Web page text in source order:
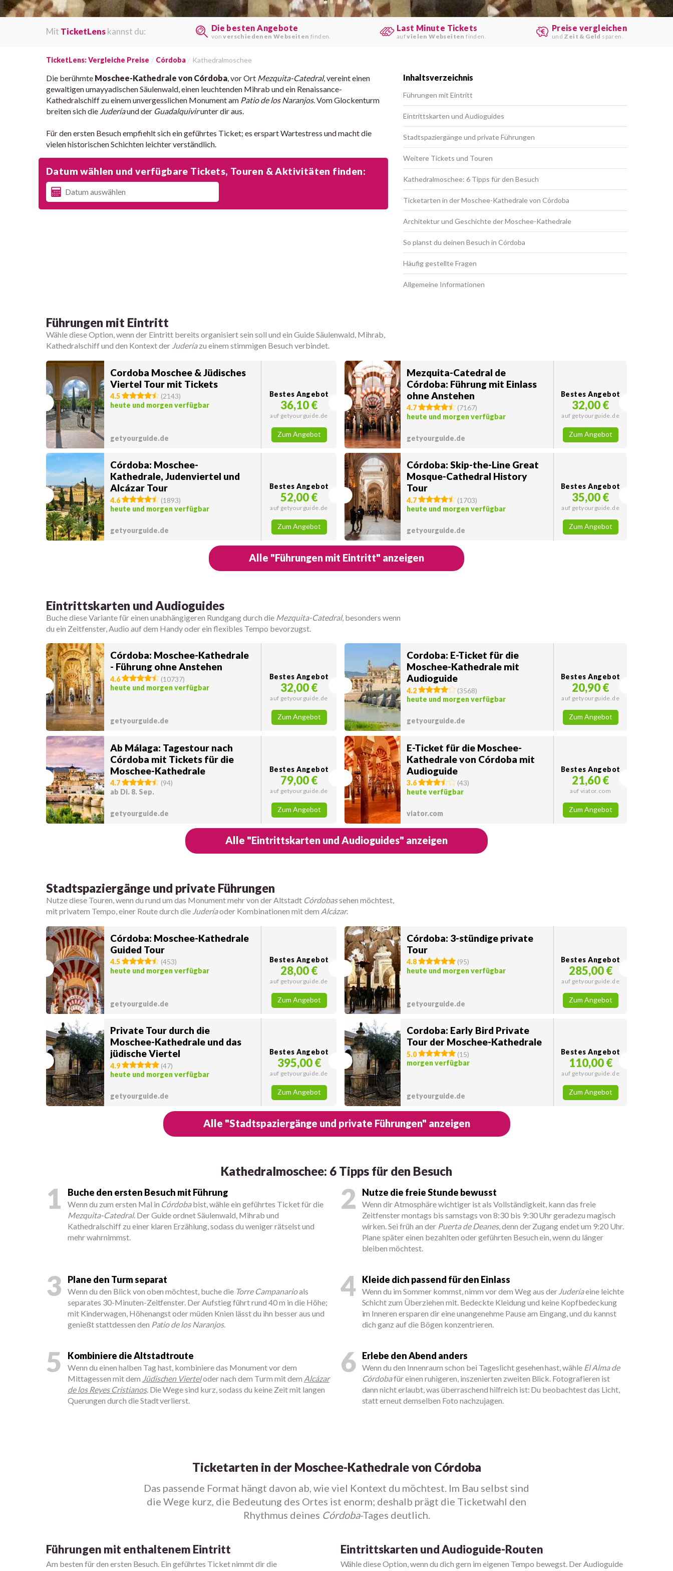
Mit TicketLenskannst du: Die besten Angebote
vonverschiedenen Webseiten finden.
Last Minute Tickets
aufvielen Webseiten finden.
Preise vergleichen
und Zeit & Geld sparen.
TicketLens: Vergleiche Preise Córdoba Kathedralmoschee
Die berühmte Moschee-Kathedrale von Córdoba , vor Ort Mezquita-Catedral, vereint einen
gewaltigen umayyadischen Säulenwald, einen leuchtenden Mihrab und ein Renaissance-
Kathedralschiff zu einem unvergesslichen Monument am Patio de los Naranjos. Vom Glockenturm
breiten sich die Juderíaund der Guadalquivirunter dir aus.
Für den ersten Besuch empfiehlt sich ein geführtes Ticket; es erspart Wartestress und macht die
vielen historischen Schichten leichter verständlich.
Datum wählen und verfügbare Tickets, Touren & Aktivitäten finden:
Inhaltsverzeichnis
Führungen mit Eintritt
Eintrittskarten und Audioguides
Stadtspaziergänge und private Führungen
Weitere Tickets und Touren
Kathedralmoschee: 6 Tipps für den Besuch
Ticketarten in der Moschee-Kathedrale von Córdoba
Architektur und Geschichte der Moschee-Kathedrale
So planst du deinen Besuch in Córdoba
Häufig gestellte Fragen
Allgemeine Informationen
Führungen mit Eintritt
Wähle diese Option, wenn der Eintritt bereits organisiert sein soll und ein Guide Säulenwald, Mihrab,
Kathedralschiff und den Kontext der Juderíazu einem stimmigen Besuch verbindet.
Cordoba Moschee & Jüdisches
Viertel Tour mit Tickets
4.5 (2143)
heute und morgen verfügbar
getyourguide.de
Bestes Angebot
36,10 €
auf getyourguide.de
Zum Angebot
Mezquita-Catedral de
Córdoba: Führung mit Einlass
ohne Anstehen
4.7 (7167)
heute und morgen verfügbar
getyourguide.de
Bestes Angebot
32,00 €
auf getyourguide.de
Zum Angebot
Córdoba: Moschee-
Kathedrale, Judenviertel und
Alcázar Tour
4.6 (1893)
heute und morgen verfügbar
getyourguide.de
Bestes Angebot
52,00 €
auf getyourguide.de
Zum Angebot
Córdoba: Skip-the-Line Great
Mosque-Cathedral History
Tour
4.7 (1703)
heute und morgen verfügbar
getyourguide.de
Bestes Angebot
35,00 €
auf getyourguide.de
Zum Angebot
Alle "Führungen mit Eintritt" anzeigen
Eintrittskarten und Audioguides
Buche diese Variante für einen unabhängigeren Rundgang durch die Mezquita-Catedral, besonders wenn
du ein Zeitfenster, Audio auf dem Handy oder ein flexibles Tempo bevorzugst.
Córdoba: Moschee-Kathedrale
- Führung ohne Anstehen
4.6 (10737)
heute und morgen verfügbar
getyourguide.de
Bestes Angebot
32,00 €
auf getyourguide.de
Zum Angebot
Cordoba: E-Ticket für die
Moschee-Kathedrale mit
Audioguide
4.2 (3568)
heute und morgen verfügbar
getyourguide.de
Bestes Angebot
20,90 €
auf getyourguide.de
Zum Angebot
Ab Málaga: Tagestour nach
Córdoba mit Tickets für die
Moschee-Kathedrale
4.7 (94)
ab Di. 8. Sep.
getyourguide.de
Bestes Angebot
79,00 €
auf getyourguide.de
Zum Angebot
E-Ticket für die Moschee-
Kathedrale von Córdoba mit
Audioguide
3.6 (43)
heute verfügbar
viator.com
Bestes Angebot
21,60 €
auf viator.com
Zum Angebot
Alle "Eintrittskarten und Audioguides" anzeigen
Stadtspaziergänge und private Führungen
Nutze diese Touren, wenn du rund um das Monument mehr von der Altstadt Córdobassehen möchtest,
mit privatem Tempo, einer Route durch die Juderíaoder Kombinationen mit dem Alcázar.
Córdoba: Moschee-Kathedrale
Guided Tour
4.5 (453)
heute und morgen verfügbar
getyourguide.de
Bestes Angebot
28,00 €
auf getyourguide.de
Zum Angebot
Córdoba: 3-stündige private
Tour
4.8 (95)
heute und morgen verfügbar
getyourguide.de
Bestes Angebot
285,00 €
auf getyourguide.de
Zum Angebot
Private Tour durch die
Moschee-Kathedrale und das
jüdische Viertel
4.9 (47)
heute und morgen verfügbar
getyourguide.de
Bestes Angebot
395,00 €
auf getyourguide.de
Zum Angebot
Cordoba: Early Bird Private
Tour der Moschee-Kathedrale
5.0 (15)
morgen verfügbar
getyourguide.de
Bestes Angebot
110,00 €
auf getyourguide.de
Zum Angebot
Alle "Stadtspaziergänge und private Führungen" anzeigen
Kathedralmoschee: 6 Tipps für den Besuch
1 Buche den ersten Besuch mit Führung
Wenn du zum ersten Mal in Córdobabist, wähle ein geführtes Ticket für die
Mezquita-Catedral. Der Guide ordnet Säulenwald, Mihrab und
Kathedralschiff zu einer klaren Erzählung, sodass du weniger rätselst und
mehr wahrnimmst.
2 Nutze die freie Stunde bewusst
Wenn dir Atmosphäre wichtiger ist als Vollständigkeit, kann das freie
Zeitfenster montags bis samstags von 8:30 bis 9:30 Uhr geradezu magisch
wirken. Sei früh an der Puerta de Deanes, denn der Zugang endet um 9:20 Uhr.
Plane später einen bezahlten oder geführten Besuch ein, wenn du länger
bleiben möchtest.
3 Plane den Turm separat
Wenn du den Blick von oben möchtest, buche die Torre Campanarioals
separates 30-Minuten-Zeitfenster. Der Aufstieg führt rund 40 m in die Höhe;
mit Kinderwagen, Höhenangst oder müden Knien lässt du ihn besser aus und
genießt stattdessen den Patio de los Naranjos.
4 Kleide dich passend für den Einlass
Wenn du im Sommer kommst, nimm vor dem Weg aus derJuderíaeine leichte
Schicht zum Überziehen mit. Bedeckte Kleidung und keine Kopfbedeckung
im Inneren ersparen dir eine unangenehme Pause am Eingang, und du kannst
dich ganz auf die Bögen konzentrieren.
5 Kombiniere die Altstadtroute
Wenn du einen halben Tag hast, kombiniere das Monument vor dem
Mittagessen mit dem Jüdischen Vierteloder nach dem Turm mit dem Alcázar
de los Reyes Cristianos. Die Wege sind kurz, sodass du keine Zeit mit langen
Querungen durch die Stadt verlierst.
6 Erlebe den Abend anders
Wenn du den Innenraum schon bei Tageslicht gesehen hast, wähle El Alma de
Córdobafür einen ruhigeren, inszenierten zweiten Blick. Fotografieren ist
dann nicht erlaubt, was überraschend hilfreich ist: Du beobachtest das Licht,
statt erneut demselben Foto nachzujagen.
Ticketarten in der Moschee-Kathedrale von Córdoba
Das passende Format hängt davon ab, wie viel Kontext du möchtest. Im Bau selbst sind
die Wege kurz, die Bedeutung des Ortes ist enorm; deshalb prägt die Ticketwahl den
Rhythmus deines Córdoba-Tages deutlich.
Führungen mit enthaltenem Eintritt
Am besten für den ersten Besuch. Ein geführtes Ticket nimmt dir die
Eintrittskarten und Audioguide-Routen
Wähle diese Option, wenn du dich gern im eigenen Tempo bewegst. Der Audioguide